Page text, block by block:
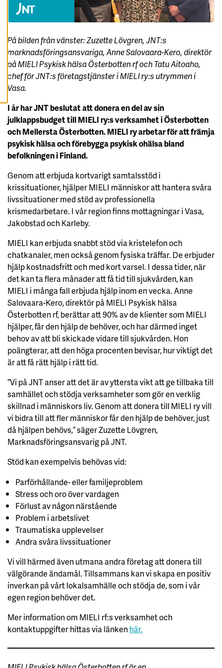
L
C
O
O
K
I
E
S
På bilden från vänster: Zuzette Lövgren, JNT:s
marknadsföringsansvariga, Anne Salovaara-Kero, direktör
på MIELI Psykisk hälsa Österbotten rf och Tatu Aitoaho,
chef för JNT:s företagstjänster i MIELI ry:s utrymmen i
Vasa.
I år har JNT beslutat att donera en del av sin
julklappsbudget till MIELI ry:s verksamhet i Österbotten
och Mellersta Österbotten. MIELI ry arbetar för att främja
psykisk hälsa och förebygga psykisk ohälsa bland
befolkningen i Finland.
Genom att erbjuda kortvarigt samtalsstöd i
krissituationer, hjälper MIELI människor att hantera svåra
livssituationer med stöd av professionella
krismedarbetare. I vår region finns mottagningar i Vasa,
Jakobstad och Karleby.
MIELI kan erbjuda snabbt stöd via kristelefon och
chatkanaler, men också genom fysiska träffar. De erbjuder
hjälp kostnadsfritt och med kort varsel. I dessa tider, när
det kan ta flera månader att få tid till sjukvården, kan
MIELI i många fall erbjuda hjälp inom en vecka. Anne
Salovaara-Kero, direktör på MIELI Psykisk hälsa
Österbotten rf, berättar att 90% av de klienter som MIELI
hjälper, får den hjälp de behöver, och har därmed inget
behov av att bli skickade vidare till sjukvården. Hon
poängterar, att den höga procenten bevisar, hur viktigt det
är att få rätt hjälp i rätt tid.
”Vi på JNT anser att det är av yttersta vikt att ge tillbaka till
samhället och stödja verksamheter som gör en verklig
skillnad i människors liv. Genom att donera till MIELI ry vill
vi bidra till att fler människor får den hjälp de behöver, just
då hjälpen behövs,” säger Zuzette Lövgren,
Marknadsföringsansvarig på JNT.
Stöd kan exempelvis behövas vid:
Parförhållande- eller familjeproblem
Stress och oro över vardagen
Förlust av någon närstående
Problem i arbetslivet
Traumatiska upplevelser
Andra svåra livssituationer
Vi vill härmed även utmana andra företag att donera till
välgörande ändamål. Tillsammans kan vi skapa en positiv
inverkan på vårt lokalsamhälle och stödja de, som i vår
egen region behöver det.
Mer information om MIELI rf:s verksamhet och
kontaktuppgifter hittas via länkenhär.